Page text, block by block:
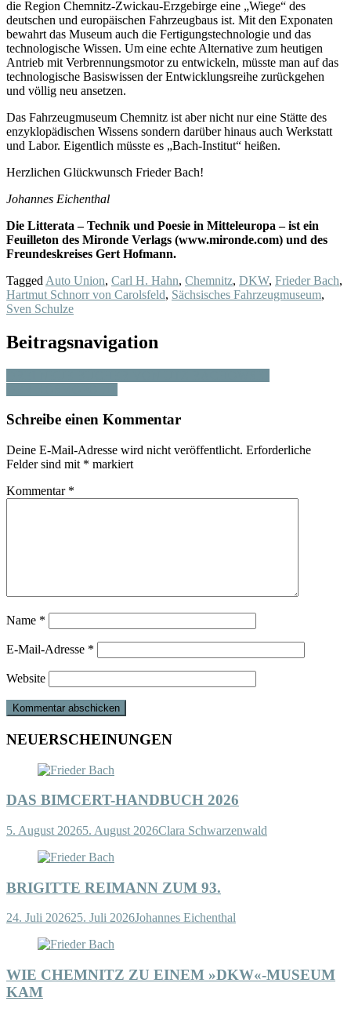
die Region Chemnitz-Zwickau-Erzgebirge eine „Wiege“ des
deutschen und europäischen Fahrzeugbaus ist. Mit den Exponaten
bewahrt das Museum auch die Fertigungstechnologie und das
technologische Wissen. Um eine echte Alternative zum heutigen
Antrieb mit Verbrennungsmotor zu entwickeln, müsste man auf das
technologische Basiswissen der Entwicklungsreihe zurückgehen
und völlig neu ansetzen.
Das Fahrzeugmuseum Chemnitz ist aber nicht nur eine Stätte des
enzyklopädischen Wissens sondern darüber hinaus auch Werkstatt
und Labor. Eigentlich müsste es „Bach-Institut“ heißen.
Herzlichen Glückwunsch Frieder Bach!
Johannes Eichenthal
Die Litterata – Technik und Poesie in Mitteleuropa – ist ein
Feuilleton des Mironde Verlags (www.mironde.com) und des
Freundeskreises Gert Hofmann.
Tagged Auto Union, Carl H. Hahn, Chemnitz, DKW, Frieder Bach,
Hartmut Schnorr von Carolsfeld, Sächsisches Fahrzeugmuseum,
Sven Schulze
Beitragsnavigation
Schreibe einen Kommentar
Deine E-Mail-Adresse wird nicht veröffentlicht. Erforderliche
Felder sind mit * markiert
Kommentar *
Name *
E-Mail-Adresse *
Website
NEUERSCHEINUNGEN
DAS BIMCERT-HANDBUCH 2026
5. August 20265. August 2026Clara Schwarzenwald
BRIGITTE REIMANN ZUM 93.
24. Juli 202625. Juli 2026Johannes Eichenthal
WIE CHEMNITZ ZU EINEM »DKW«-MUSEUM
KAM